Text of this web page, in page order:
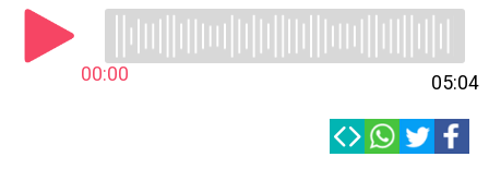
00:00 05:04